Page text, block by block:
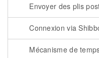
Envoyer des plis
Connexion via
Mécanisme de